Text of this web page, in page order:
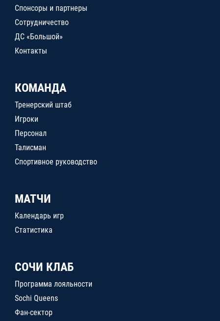
Спонсоры и партнеры
Сотрудничество
ДС «Большой»
Контакты
КОМАНДА
Тренерский штаб
Игроки
Персонал
Талисман
Спортивное руководство
МАТЧИ
Календарь игр
Статистика
СОЧИ КЛАБ
Программа лояльности
Sochi Queens
Фан-сектор